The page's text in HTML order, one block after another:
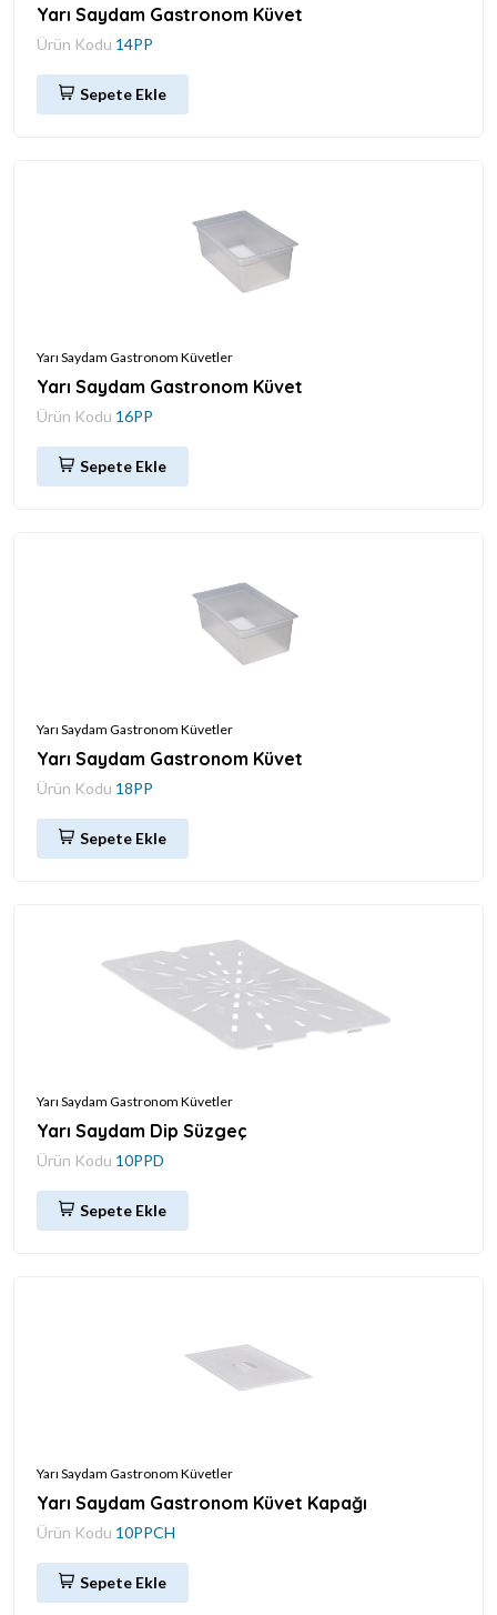
Yarı Saydam Gastronom Küvet
Ürün Kodu 14PP
Sepete Ekle
Yarı Saydam Gastronom Küvetler
Yarı Saydam Gastronom Küvet
Ürün Kodu 16PP
Sepete Ekle
Yarı Saydam Gastronom Küvetler
Yarı Saydam Gastronom Küvet
Ürün Kodu 18PP
Sepete Ekle
Yarı Saydam Gastronom Küvetler
Yarı Saydam Dip Süzgeç
Ürün Kodu 10PPD
Sepete Ekle
Yarı Saydam Gastronom Küvetler
Yarı Saydam Gastronom Küvet Kapağı
Ürün Kodu 10PPCH
Sepete Ekle